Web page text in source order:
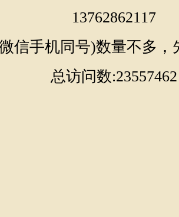
13762862117
信手机同号)数量不多，
总访问数:23557462